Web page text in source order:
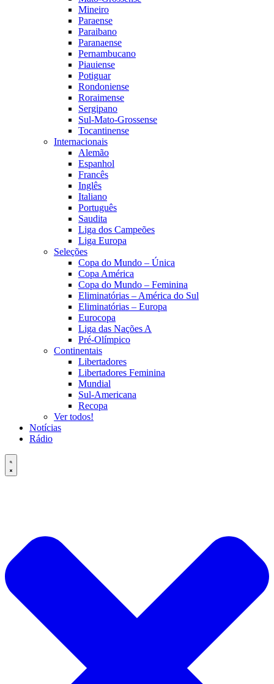
Mineiro
Paraense
Paraibano
Paranaense
Pernambucano
Piauiense
Potiguar
Rondoniense
Roraimense
Sergipano
Sul-Mato-Grossense
Tocantinense
Internacionais
Alemão
Espanhol
Francês
Inglês
Italiano
Português
Saudita
Liga dos Campeões
Liga Europa
Seleções
Copa do Mundo – Única
Copa América
Copa do Mundo – Feminina
Eliminatórias – América do Sul
Eliminatórias – Europa
Eurocopa
Liga das Nações A
Pré-Olímpico
Continentais
Libertadores
Libertadores Feminina
Mundial
Sul-Americana
Recopa
Ver todos!
Notícias
Rádio